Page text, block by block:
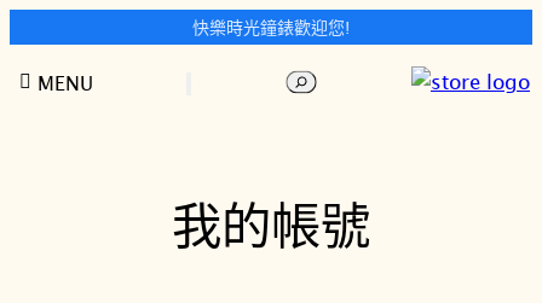
快樂時光鐘錶歡迎您!
至
搜
MENU
我的帳號